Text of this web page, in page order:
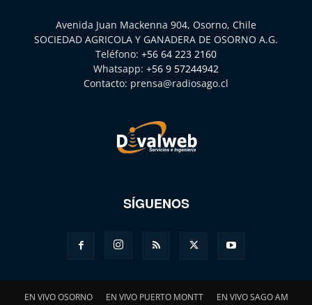
Avenida Juan Mackenna 904, Osorno, Chile
SOCIEDAD AGRICOLA Y GANADERA DE OSORNO A.G.
Teléfono: +56 64 223 2160
Whatsapp: +56 9 57244942
Contacto: prensa@radiosago.cl
SÍGUENOS
EN VIVO OSORNO EN VIVO PUERTO MONTT EN VIVO SAGO AM